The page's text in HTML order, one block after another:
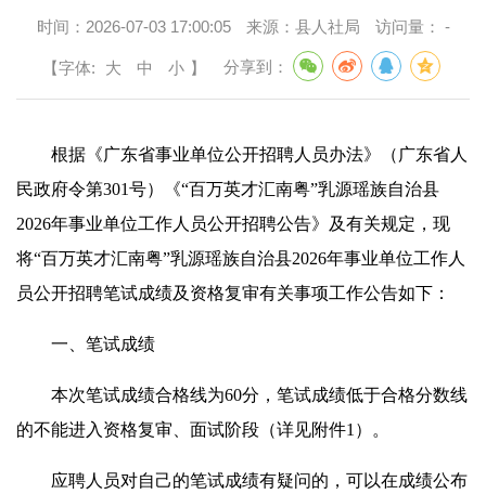
时间： 2026-07-03 17:00:05 来源： 县人社局 访问量： -
【字体: 大 中 小 】 分享到：
根据《广东省事业单位公开招聘人员办法》（广东省人
民政府令第301号）《“百万英才汇南粤”乳源瑶族自治县
2026年事业单位工作人员公开招聘公告》及有关规定，现
将“百万英才汇南粤”乳源瑶族自治县2026年事业单位工作人
员公开招聘笔试成绩及资格复审有关事项工作公告如下：
一、笔试成绩
本次笔试成绩合格线为60分，笔试成绩低于合格分数线
的不能进入资格复审、面试阶段（详见附件1）。
应聘人员对自己的笔试成绩有疑问的，可以在成绩公布